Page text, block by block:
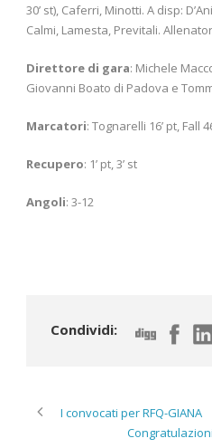
30’ st), Caferri, Minotti. A disp:
Calmi, Lamesta, Previtali.
Direttore di gara: Michele
Giovanni Boato di Padova e
Marcatori: Tognarelli 16’ pt, Fall
Recupero: 1’ pt, 3’ st
Angoli: 3-12
Condividi:
I convocati per RFQ-GIANA